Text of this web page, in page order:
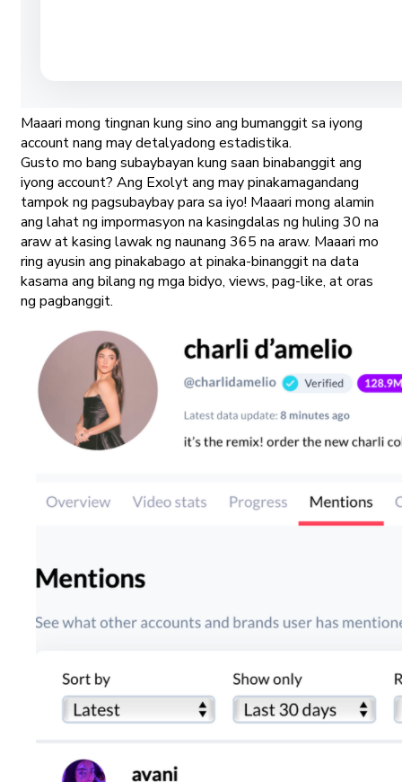
Maaari mong tingnan kung sino ang bumanggit sa iyong
account nang may detalyadong estadistika.
Gusto mo bang subaybayan kung saan binabanggit ang
iyong account? Ang Exolyt ang may pinakamagandang
tampok ng pagsubaybay para sa iyo! Maaari mong alamin
ang lahat ng impormasyon na kasingdalas ng huling 30 na
araw at kasing lawak ng naunang 365 na araw. Maaari mo
ring ayusin ang pinakabago at pinaka-binanggit na data
kasama ang bilang ng mga bidyo, views, pag-like, at oras
ng pagbanggit.